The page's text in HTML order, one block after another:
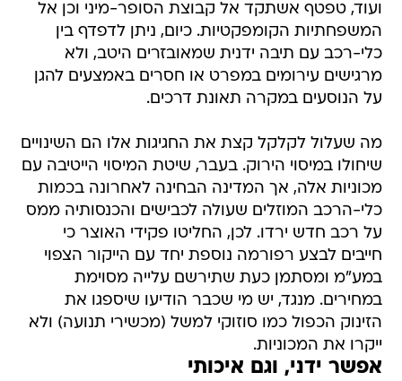
ועוד, טפטף אשתקד אל קבוצת הסופר-מיני וכן אל
המשפחתיות הקומפקטיות. כיום, ניתן לדפדף בין
כלי-רכב עם תיבה ידנית שמאובזרים היטב, ולא
מרגישים עירומים במפרט או חסרים באמצעים להגן
על הנוסעים במקרה תאונת דרכים.
מה שעלול לקלקל קצת את החגיגות אלו הם השינויים
שיחולו במיסוי הירוק. בעבר, שיטת המיסוי הייטיבה עם
מכוניות אלה, אך המדינה הבחינה לאחרונה בכמות
כלי-הרכב המוזלים שעולה לכבישים והכנסותיה ממס
על רכב חדש ירדו. לכן, החליטו פקידי האוצר כי
חייבים לבצע רפורמה נוספת יחד עם הייקור הצפוי
במע"מ ומסתמן כעת שתירשם עלייה מסוימת
במחירים. מנגד, יש מי שכבר הודיעו שיספגו את
הזינוק הכפול כמו סוזוקי למשל (מכשירי תנועה) ולא
ייקרו את המכוניות.
אפשר ידני, וגם איכותי